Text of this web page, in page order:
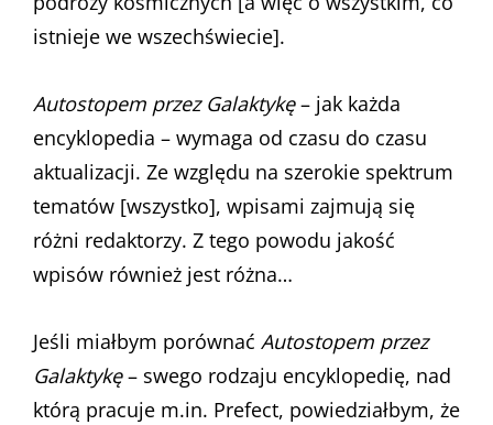
istnieje we wszechświecie].
Autostopem przez Galaktykę– jak każda
encyklopedia – wymaga od czasu do czasu
aktualizacji. Ze względu na szerokie spektrum
tematów [wszystko], wpisami zajmują się
różni redaktorzy. Z tego powodu jakość
wpisów również jest różna…
Jeśli miałbym porównać Autostopem przez
Galaktykę– swego rodzaju encyklopedię, nad
którą pracuje m.in. Prefect, powiedziałbym, że